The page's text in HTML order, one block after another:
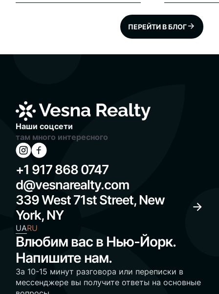
городе. Более того, все эти
специальную карту, которая
ПЕРЕЙТИ В БЛОГ
Наши соцсети
там много интересного
+1 917 868 0747
d@vesnarealty.com
339 West 71st Street, New
York, NY
UARU
Влюбим вас в Нью-Йорк.
Напишите нам.
За 10-15 минут разговора или переписки в
мессенджере вы получите ответы на основные